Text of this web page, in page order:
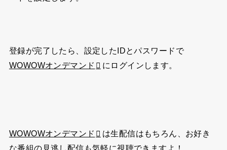
登録が完了したら、設定したIDとパスワードで
WOWOWオンデマンド
にログインします。
WOWOWオンデマンド
は生配信はもちろん、お好き
な番組の見逃し配信も気軽に視聴できますよ！